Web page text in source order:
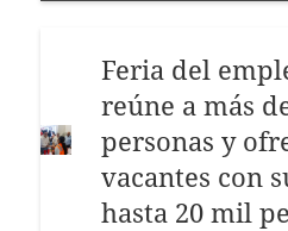
Feria del
reúne a más
personas y
vacantes con
hasta 20 mil